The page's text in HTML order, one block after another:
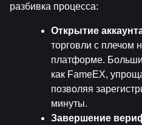
разбивка процесса:
Открытие
торговли с плечом
платформе.
как FameEX,
позволяя
минуты.
Завершение